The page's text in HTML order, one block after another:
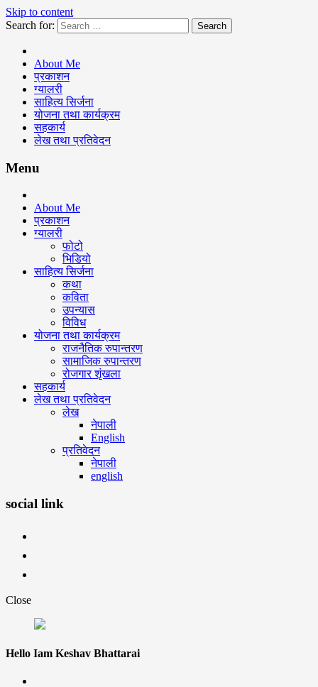
Skip to content
Search for:
About Me
प्रकाशन
ग्यालरी
साहित्य सिर्जना
योजना तथा कार्यक्रम
सहकार्य
लेख तथा प्रतिवेदन
Menu
About Me
प्रकाशन
ग्यालरी
फोटो
भिडियो
साहित्य सिर्जना
कथा
कविता
उपन्यास
विविध
योजना तथा कार्यक्रम
राजनैतिक रुपान्तरण
सामाजिक रुपान्तरण
रोजगार शृंखला
सहकार्य
लेख तथा प्रतिवेदन
लेख
नेपाली
English
प्रतिवेदन
नेपाली
english
social link
Close
Hello Iam Keshav Bhattarai